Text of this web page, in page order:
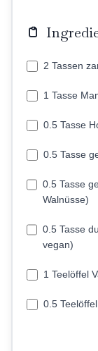
2 Tassen
1 Tasse
0.5 Tasse
0.5 Tasse
0.5 Tasse
Walnüsse)
0.5 Tasse
vegan)
1 Teelöffel
0.5